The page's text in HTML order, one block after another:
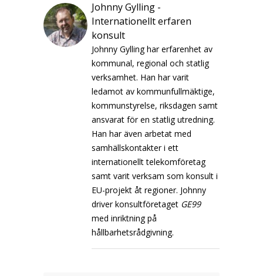
Johnny Gylling -
Internationellt erfaren
konsult
Johnny Gylling har erfarenhet av
kommunal, regional och statlig
verksamhet. Han har varit
ledamot av kommunfullmäktige,
kommunstyrelse, riksdagen samt
ansvarat för en statlig utredning.
Han har även arbetat med
samhällskontakter i ett
internationellt telekomföretag
samt varit verksam som konsult i
EU-projekt åt regioner. Johnny
driver konsultföretaget GE99
med inriktning på
hållbarhetsrådgivning.